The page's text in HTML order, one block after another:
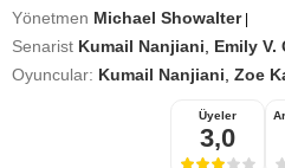
Yönetmen Michael Showalter
Senarist Kumail Nanjiani
Emily V.
Oyuncular: Kumail Nanjiani Zoe
Üyeler
3,0